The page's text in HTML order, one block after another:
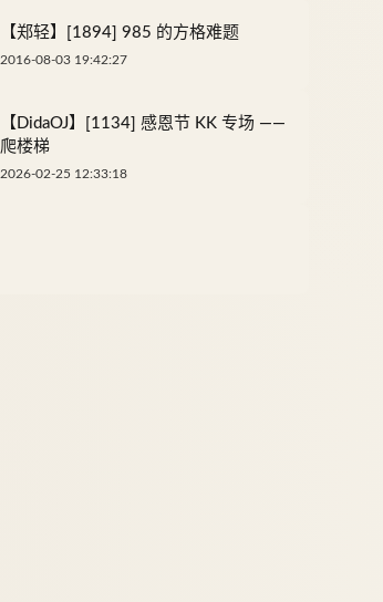
【郑轻】[1894] 985 的方格难题
2016-08-03 19:42:27
【DidaOJ】[1134] 感恩节 KK 专场 ——
爬楼梯
2026-02-25 12:33:18